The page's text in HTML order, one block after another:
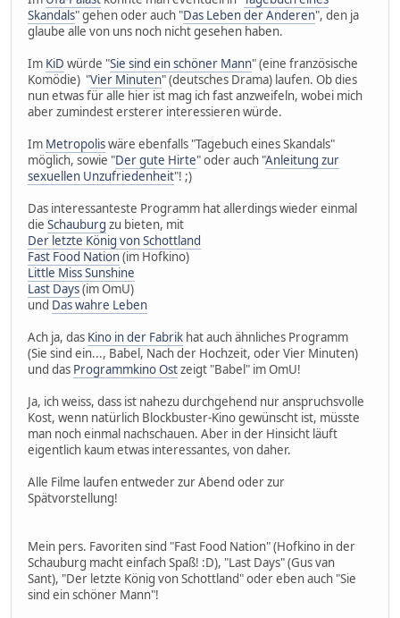
Skandals" gehen oder auch "Das Leben der Anderen", den ja
glaube alle von uns noch nicht gesehen haben.
Im KiD würde "Sie sind ein schöner Mann" (eine französische
Komödie) "Vier Minuten" (deutsches Drama) laufen. Ob dies
nun etwas für alle hier ist mag ich fast anzweifeln, wobei mich
aber zumindest ersterer interessieren würde.
Im Metropoliswäre ebenfalls "Tagebuch eines Skandals"
möglich, sowie "Der gute Hirte" oder auch "Anleitung zur
sexuellen Unzufriedenheit"! ;)
Das interessanteste Programm hat allerdings wieder einmal
die Schauburg zu bieten, mit
Der letzte König von Schottland
Fast Food Nation(im Hofkino)
Little Miss Sunshine
Last Days(im OmU)
und Das wahre Leben
Ach ja, das Kino in der Fabrik hat auch ähnliches Programm
(Sie sind ein..., Babel, Nach der Hochzeit, oder Vier Minuten)
und das Programmkino Ostzeigt "Babel" im OmU!
Ja, ich weiss, dass ist nahezu durchgehend nur anspruchsvolle
Kost, wenn natürlich Blockbuster-Kino gewünscht ist, müsste
man noch einmal nachschauen. Aber in der Hinsicht läuft
eigentlich kaum etwas interessantes, von daher.
Alle Filme laufen entweder zur Abend oder zur
Spätvorstellung!
Mein pers. Favoriten sind "Fast Food Nation" (Hofkino in der
Schauburg macht einfach Spaß! :D), "Last Days" (Gus van
Sant), "Der letzte König von Schottland" oder eben auch "Sie
sind ein schöner Mann"!